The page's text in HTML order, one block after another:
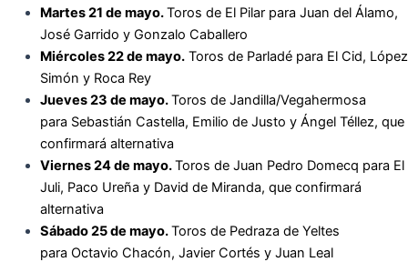
Martes 21 de mayo.Toros de El Pilar para Juan del Álamo,
José Garrido y Gonzalo Caballero
Miércoles 22 de mayo.Toros de Parladé para El Cid, López
Simón y Roca Rey
Jueves 23 de mayo.Toros de Jandilla/Vegahermosa
para Sebastián Castella, Emilio de Justo y Ángel Téllez, que
confirmará alternativa
Viernes 24 de mayo.Toros de Juan Pedro Domecq para El
Juli, Paco Ureña y David de Miranda, que confirmará
alternativa
Sábado 25 de mayo.Toros de Pedraza de Yeltes
para Octavio Chacón, Javier Cortés y Juan Leal